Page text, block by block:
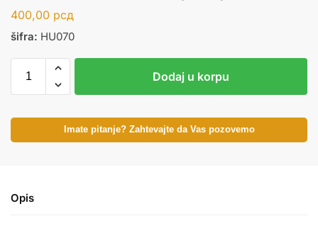
400,00 рсд
šifra: HU070
Dodaj u korpu
Imate pitanje? Zahtevajte da Vas pozovemo
Opis